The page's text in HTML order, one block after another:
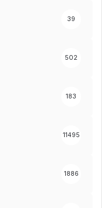
39
502
183
11495
1886